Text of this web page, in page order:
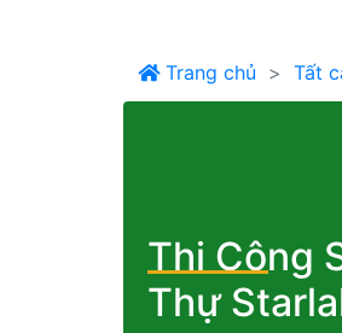
Trang chủ Tất
Thi Công
Thự